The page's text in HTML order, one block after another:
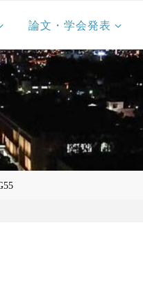
論文・学会発表